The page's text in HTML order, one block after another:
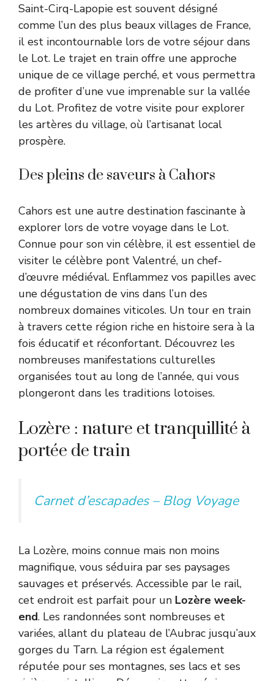
Saint-Cirq-Lapopie est souvent désigné
comme l’un des plus beaux villages de France,
il est incontournable lors de votre séjour dans
le Lot. Le trajet en train offre une approche
unique de ce village perché, et vous permettra
de profiter d’une vue imprenable sur la vallée
du Lot. Profitez de votre visite pour explorer
les artères du village, où l’artisanat local
prospère.
Des pleins de saveurs à Cahors
Cahors est une autre destination fascinante à
explorer lors de votre voyage dans le Lot.
Connue pour son vin célèbre, il est essentiel de
visiter le célèbre pont Valentré, un chef-
d’œuvre médiéval. Enflammez vos papilles avec
une dégustation de vins dans l’un des
nombreux domaines viticoles. Un tour en train
à travers cette région riche en histoire sera à la
fois éducatif et réconfortant. Découvrez les
nombreuses manifestations culturelles
organisées tout au long de l’année, qui vous
plongeront dans les traditions lotoises.
Lozère : nature et tranquillité à
portée de train
Carnet d’escapades – Blog Voyage
La Lozère, moins connue mais non moins
magnifique, vous séduira par ses paysages
sauvages et préservés. Accessible par le rail,
cet endroit est parfait pour un Lozère week-
end. Les randonnées sont nombreuses et
variées, allant du plateau de l’Aubrac jusqu’aux
gorges du Tarn. La région est également
réputée pour ses montagnes, ses lacs et ses